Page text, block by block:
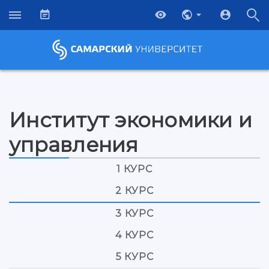
Институт экономики и
управления
1 КУРС
2 КУРС
3 КУРС
4 КУРС
5 КУРС